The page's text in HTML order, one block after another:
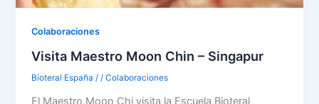
Colaboraciones
Visita Maestro Moon Chin – Singapur
Bioteral España//Colaboraciones
El Maestro Moon Chi visita la Escuela Bioteral